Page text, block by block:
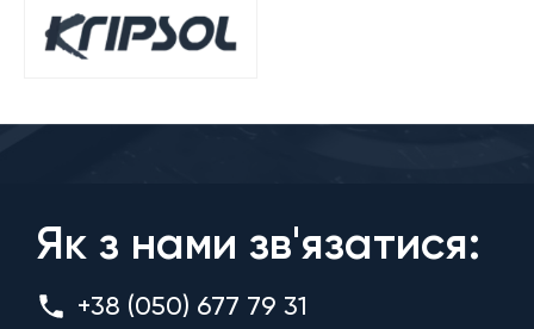
Як з нами зв'язатися:
+38 (050) 677 79 31